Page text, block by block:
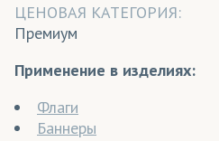
ЦЕНОВАЯ КАТЕГОРИЯ:
Премиум
Применение в изделиях:
Флаги
Баннеры